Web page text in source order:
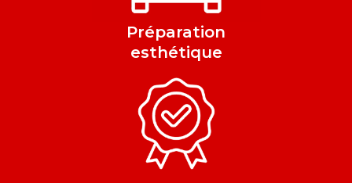
Préparation
esthétique